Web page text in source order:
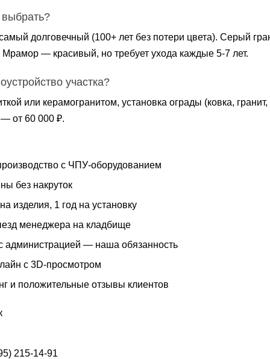
долговечный (100+ лет без потери цвета). Серый
Мрамор — красивый, но требует ухода каждые 5-7 лет.
участка?
или керамогранитом, установка ограды (ковка,
от 60 000 ₽.
с ЧПУ-оборудованием
без накруток
изделия, 1 год на установку
менеджера на кладбище
администрацией — наша обязанность
с 3D-просмотром
и положительные отзывы клиентов
215-14-91